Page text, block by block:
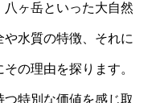
ヶ岳といった大自然
水質の特徴、それに
の理由を探ります。
特別な価値を感じ取